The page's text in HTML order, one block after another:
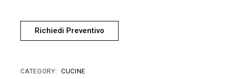
Richiedi Preventivo
CATEGORY: CUCINE